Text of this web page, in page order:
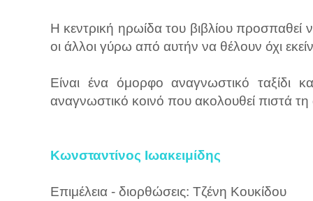
Η κεντρική ηρωίδα του βιβλίου προσπαθεί
οι άλλοι γύρω από αυτήν να θέλουν όχι
Είναι ένα όμορφο αναγνωστικό ταξίδι
αναγνωστικό κοινό που ακολουθεί πιστά
Κωνσταντίνος Ιωακειμίδης
Επιμέλεια - διορθώσεις: Τζένη Κουκίδου